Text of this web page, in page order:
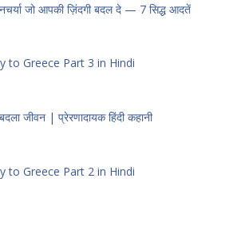
जो आपकी ज़िंदगी बदल दे — 7 सिद्ध आदतें
to Greece Part 3 in Hindi
जीवन | प्रेरणादायक हिंदी कहानी
to Greece Part 2 in Hindi